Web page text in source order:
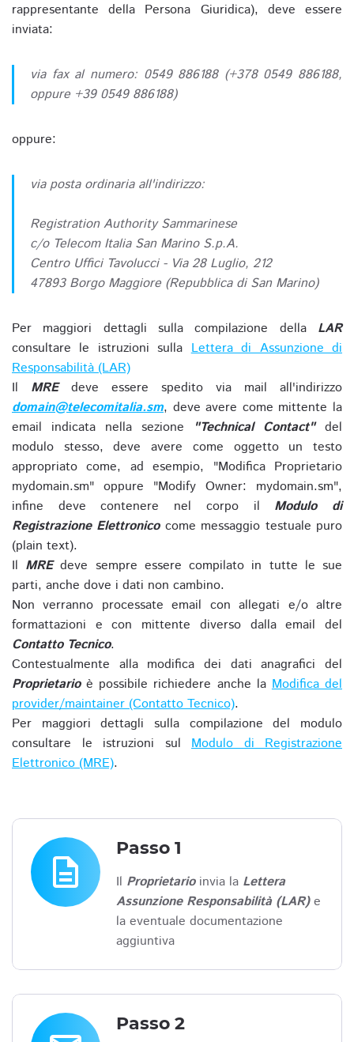
rappresentante della Persona Giuridica), deve essere
inviata:
via fax al numero: 0549 886188 (+378 0549 886188,
oppure +39 0549 886188)
oppure:
via posta ordinaria all'indirizzo:
Registration Authority Sammarinese
c/o Telecom Italia San Marino S.p.A.
Centro Uffici Tavolucci - Via 28 Luglio, 212
47893 Borgo Maggiore (Repubblica di San Marino)
Per maggiori dettagli sulla compilazione della LAR
consultare le istruzioni sullaLettera di Assunzione di
Responsabilità (LAR)
Il MREdeve essere spedito via mail all'indirizzo
domain@telecomitalia.sm, deve avere come mittente la
email indicata nella sezione
"Technical Contact"del
modulo stesso, deve avere come oggetto un testo
appropriato come, ad esempio, "Modifica Proprietario
mydomain.sm" oppure "Modify Owner: mydomain.sm",
infine deve contenere nel corpo il Modulo di
Registrazione Elettronicocome messaggio testuale puro
(plain text).
Il MREdeve sempre essere compilato in tutte le sue
parti, anche dove i dati non cambino.
Non verranno processate email con allegati e/o altre
formattazioni e con mittente diverso dalla email del
Contatto Tecnico.
Contestualmente alla modifica dei dati anagrafici del
Proprietarioè possibile richiedere anche laModifica del
provider/maintainer (Contatto Tecnico).
Per maggiori dettagli sulla compilazione del modulo
consultare le istruzioni sul Modulo di Registrazione
Elettronico (MRE).
description
Passo 1
Il Proprietarioinvia la Lettera
Assunzione Responsabilità (LAR)e
la eventuale documentazione
aggiuntiva
Passo 2